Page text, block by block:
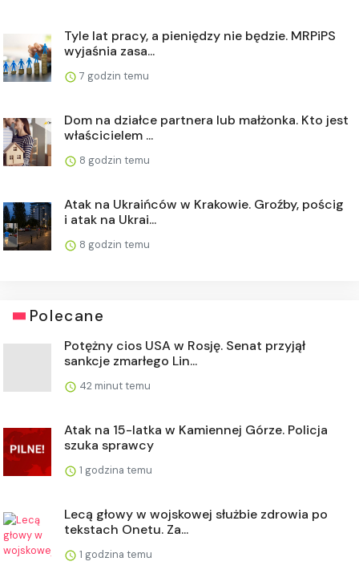
Tyle lat pracy, a pieniędzy nie będzie. MRPiPS
wyjaśnia zasa...
7 godzin temu
Dom na działce partnera lub małżonka. Kto jest
właścicielem ...
8 godzin temu
Atak na Ukraińców w Krakowie. Groźby, pościg
i atak na Ukrai...
8 godzin temu
Polecane
Potężny cios USA w Rosję. Senat przyjął
sankcje zmarłego Lin...
42 minut temu
Atak na 15-latka w Kamiennej Górze. Policja
szuka sprawcy
1 godzina temu
Lecą głowy w wojskowej służbie zdrowia po
tekstach Onetu. Za...
1 godzina temu